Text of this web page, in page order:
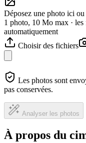
Déposez une photo ici
1 photo, 10 Mo max ·
automatiquement
Choisir des fichiers
Les photos sont
pas conservées.
Analyser les photos
À propos du